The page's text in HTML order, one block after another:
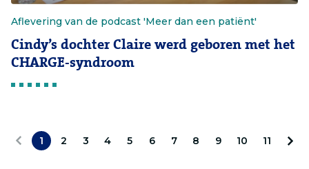
Aflevering van de podcast 'Meer dan een patiënt'
Cindy’s dochter Claire werd geboren met het
CHARGE-syndroom
1 2 3 4 5 6 7 8 9 10
11